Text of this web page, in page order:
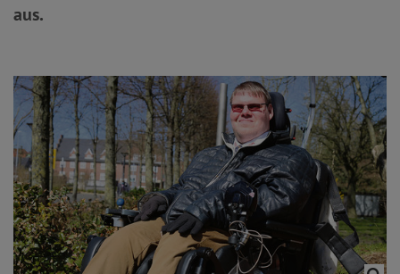
aus.